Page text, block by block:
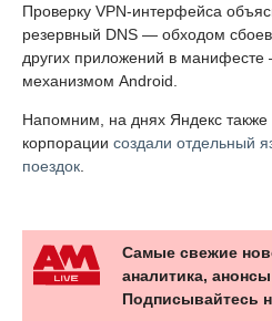
Проверку VPN-интерфейса
резервный DNS — обходом
других приложений в
механизмом Android.
Напомним, на днях Яндекс также
корпорации создали отдельный
поездок
Самые свежие
аналитика,
Подписывайтесь